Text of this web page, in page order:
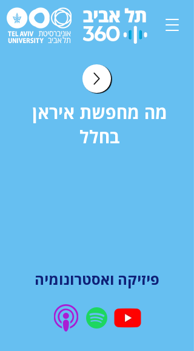
מה מחפשת איראן
בחלל
פיזיקה ואסטרונומיה